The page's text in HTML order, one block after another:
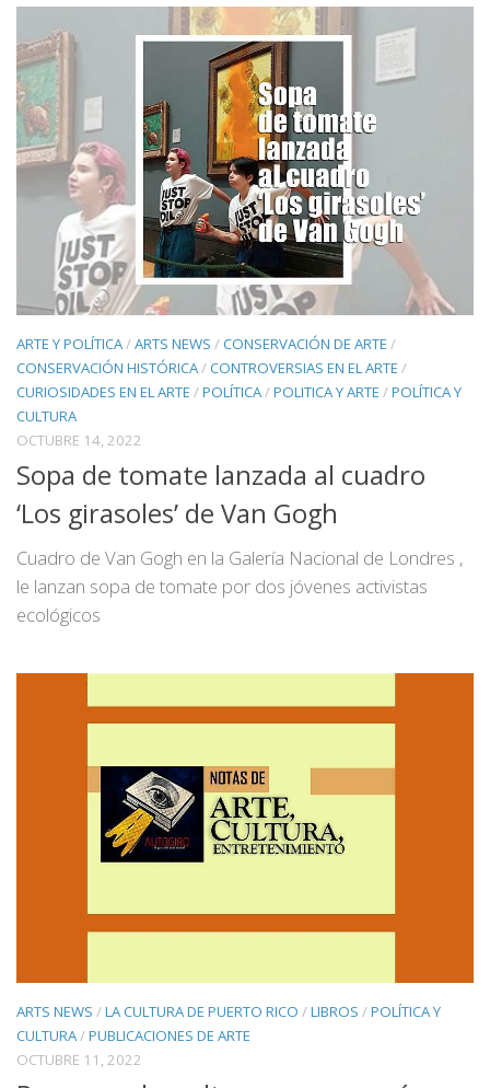
ARTE Y POLÍTICA/ARTS NEWS /CONSERVACIÓN DE ARTE /
CONSERVACIÓN HISTÓRICA/CONTROVERSIAS EN EL ARTE /
CURIOSIDADES EN EL ARTE /POLÍTICA/POLITICA Y ARTE /POLÍTICA Y
CULTURA
OCTUBRE 14, 2022
Sopa de tomate lanzada al cuadro
‘Los girasoles’ de Van Gogh
Cuadro de Van Gogh en la Galería Nacional de Londres ,
le lanzan sopa de tomate por dos jóvenes activistas
ecológicos
ARTS NEWS /LA CULTURA DE PUERTO RICO /LIBROS /POLÍTICA Y
CULTURA/PUBLICACIONES DE ARTE
OCTUBRE 11, 2022